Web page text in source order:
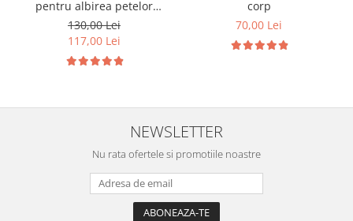
pentru albirea petelor
pigmentare + apa de fata
pentru ten patat
130,00 Lei
117,00 Lei
corp
70,00 Lei
NEWSLETTER
Nu rata ofertele si promotiile noastre